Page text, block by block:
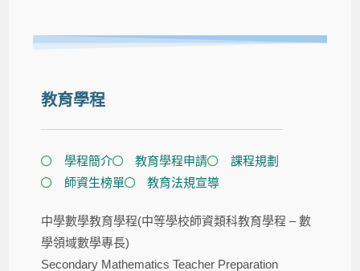
教育學程
學程簡介​ 教育學程申請
課程規劃
師資生榜單
教育法規宣導
中學數學教育學程(中等學校師資類科教育學程 – 數
學領域數學專長)
Secondary Mathematics Teacher Preparation